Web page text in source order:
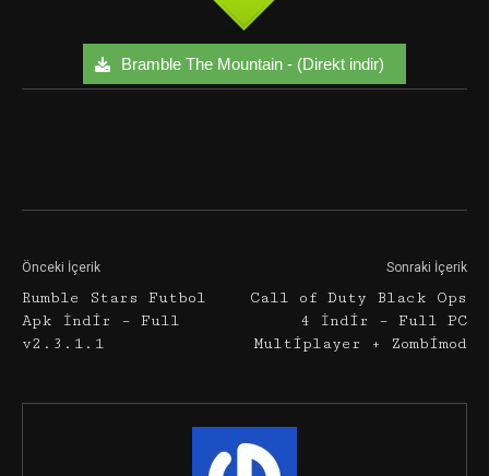
Bramble The Mountain - (Direkt indir)
Önceki İçerik
Rumble Stars Futbol
Apk İndir – Full
v2.3.1.1
Sonraki İçerik
Call of Duty Black Ops
4 İndir – Full PC
Multiplayer + Zombimod